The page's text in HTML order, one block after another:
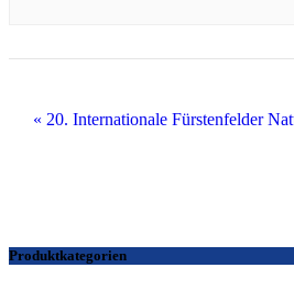
« 20. Internationale Fürstenfelder
Produktkategorien